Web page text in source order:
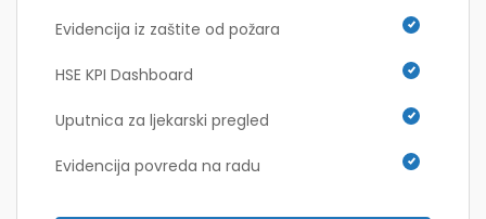
Evidencija iz zaštite od požara
HSE KPI Dashboard
Uputnica za ljekarski pregled
Evidencija povreda na radu